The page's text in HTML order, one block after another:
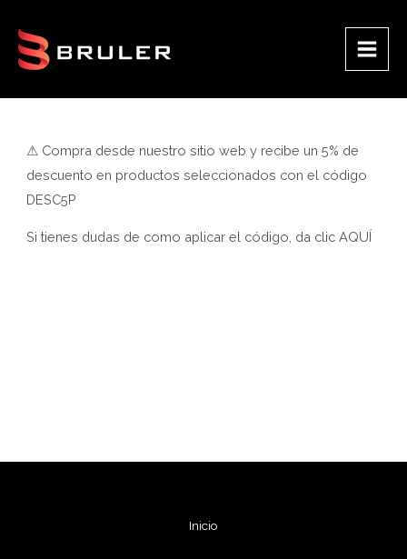
contenido
Main
⚠ Compra desde nuestro sitio web y recibe un 5% de
descuento en productos seleccionados con el código
DESC5P
Si tienes dudas de como aplicar el código, da clicAQUÍ
Inicio